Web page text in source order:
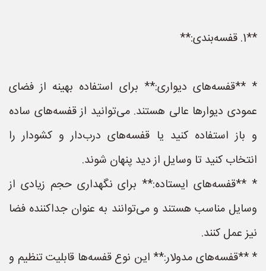
**1. قفسه‌بندی:**
* **قفسه‌های دیواری:** برای استفاده بهینه از فضای
عمودی دیوارها عالی هستند. می‌توانید از قفسه‌های ساده
و باز استفاده کنید یا قفسه‌های درب‌دار و کشودار را
انتخاب کنید تا وسایل از دید پنهان شوند.
* **قفسه‌های ایستاده:** برای نگهداری حجم زیادی از
وسایل مناسب هستند و می‌توانند به عنوان جداکننده فضا
نیز عمل کنند.
* **قفسه‌های مدولار:** این نوع قفسه‌ها قابلیت تنظیم و